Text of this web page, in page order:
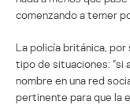
comenzando a temer
La policía británica,
tipo de situaciones: “si
nombre en una red
pertinente para que la